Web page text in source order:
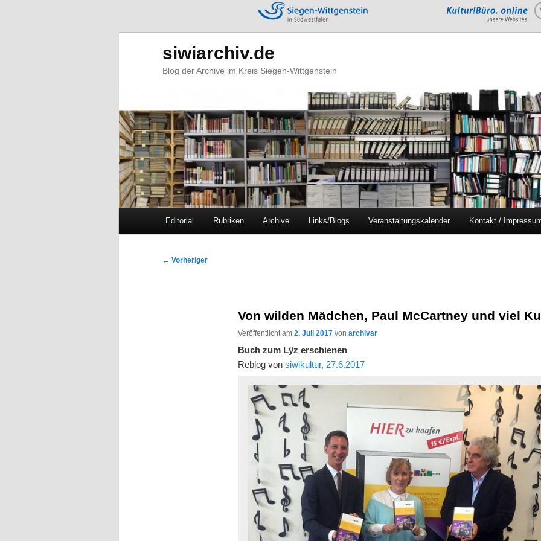
siwiarchiv.de
Blog der Archive im Kreis Siegen-Wittgenstein
Zum
Zum
Editorial Rubriken Archive Links/Blogs Veranstaltungskalender Kontakt /
Beitragsnavigation
← Vorheriger
Von wilden Mädchen, Paul McCartney und viel
Veröffentlicht am2. Juli 2017 vonarchivar
Buch zum Lÿz erschienen
Reblog vonsiwikultur, 27.6.2017